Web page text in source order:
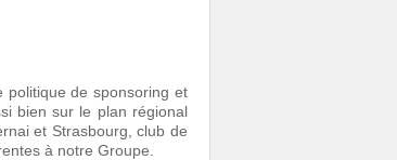
politique de sponsoring et
bien sur le plan régional
et Strasbourg, club de
à notre Groupe.